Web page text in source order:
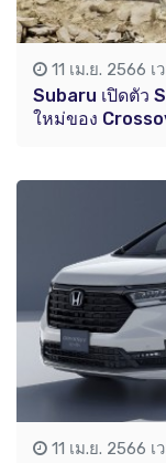
11 เม.ย. 2566 เ
Subaru เปิดตัว
ใหม่ของ
11 เม.ย. 2566 เ